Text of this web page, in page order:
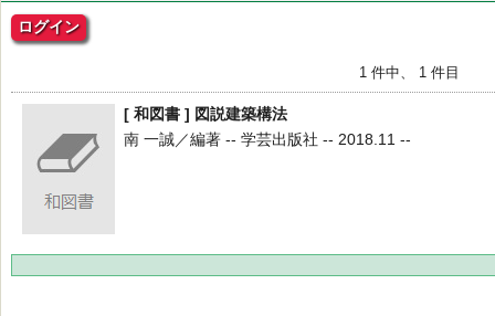
ログイン
1 件中、 1 件目
[ 和図書 ] 図説建築構法
南 一誠／編著 -- 学芸出版社 -- 2018.11 --